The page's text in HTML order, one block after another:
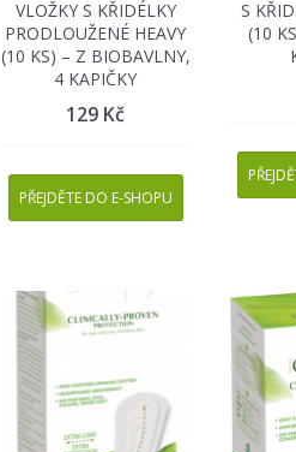
VLOŽKY S KŘIDÉLKY
PRODLOUŽENÉ HEAVY
(10 KS) – Z BIOBAVLNY,
4 KAPIČKY
129 Kč
PŘEJDĚTE DO E-SHOPU
S
(10